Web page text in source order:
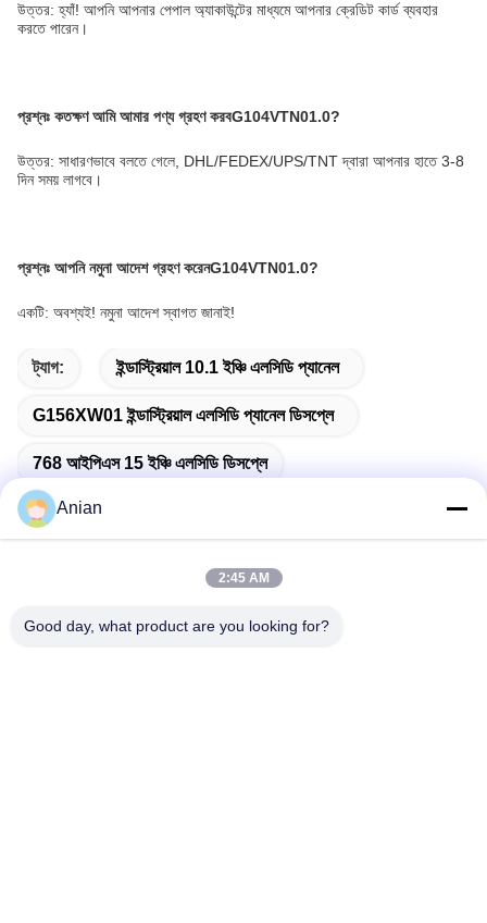
উত্তর: হ্যাঁ! আপনি আপনার পেপাল অ্যাকাউন্টের মাধ্যমে আপনার ক্রেডিট কার্ড ব্যবহার
করতে পারেন।
প্রশ্নঃ কতক্ষণ আমি আমার পণ্য গ্রহণ করবG104VTN01.0?
উত্তর: সাধারণভাবে বলতে গেলে, DHL/FEDEX/UPS/TNT দ্বারা আপনার হাতে 3-8
দিন সময় লাগবে।
প্রশ্নঃ আপনি নমুনা আদেশ গ্রহণ করেনG104VTN01.0?
একটি: অবশ্যই! নমুনা আদেশ স্বাগত জানাই!
ট্যাগ: ইন্ডাস্ট্রিয়াল 10.1 ইঞ্চি এলসিডি প্যানেল
G156XW01 ইন্ডাস্ট্রিয়াল এলসিডি প্যানেল ডিসপ্লে
768 আইপিএস 15 ইঞ্চি এলসিডি ডিসপ্লে
Anian
2:45 AM
Good day, what product are you looking for?